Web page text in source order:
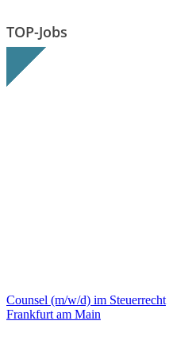
TOP-Jobs
Counsel (m/w/d) im Steuerrecht
Frankfurt am Main